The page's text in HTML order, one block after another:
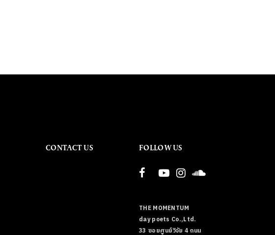
CONTACT US FOLLOW US
THE MOMENTUM
day poets Co.,Ltd.
33 ซอยศูนย์วิจัย 4 ถนน